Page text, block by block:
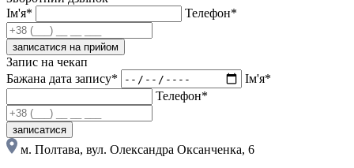
Ім'я*
Телефон*
записатися на прийом
Запис на чекап
Бажана дата запису*
Ім'я*
Телефон*
записатися
м. Полтава, вул. Олександра Оксанченка, 6